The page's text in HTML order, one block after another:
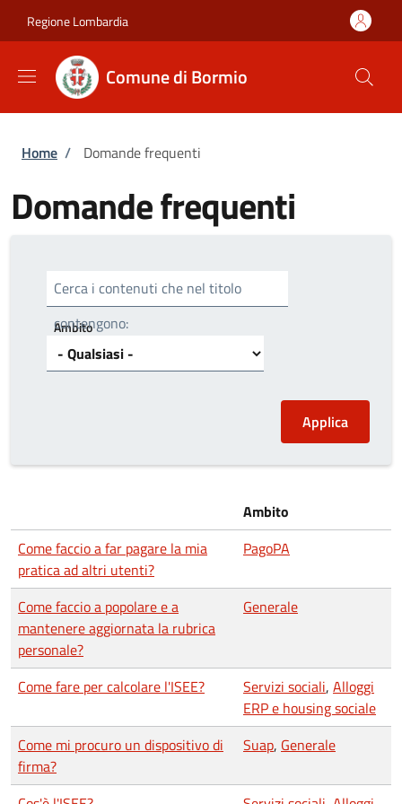
Regione Lombardia
Comune di Bormio
Briciole di pane
Home / Domande frequenti
Domande frequenti
Cerca i contenuti che nel titolo
contengono:
Ambito
Ambito
Come faccio a far pagare la mia
pratica ad altri utenti?
PagoPA
Come faccio a popolare e a
mantenere aggiornata la rubrica
personale?
Generale
Come fare per calcolare l'ISEE? Servizi sociali, Alloggi
ERP e housing sociale
Come mi procuro un dispositivo di
firma?
Suap, Generale